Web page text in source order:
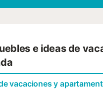
e ideas de
vacaciones y